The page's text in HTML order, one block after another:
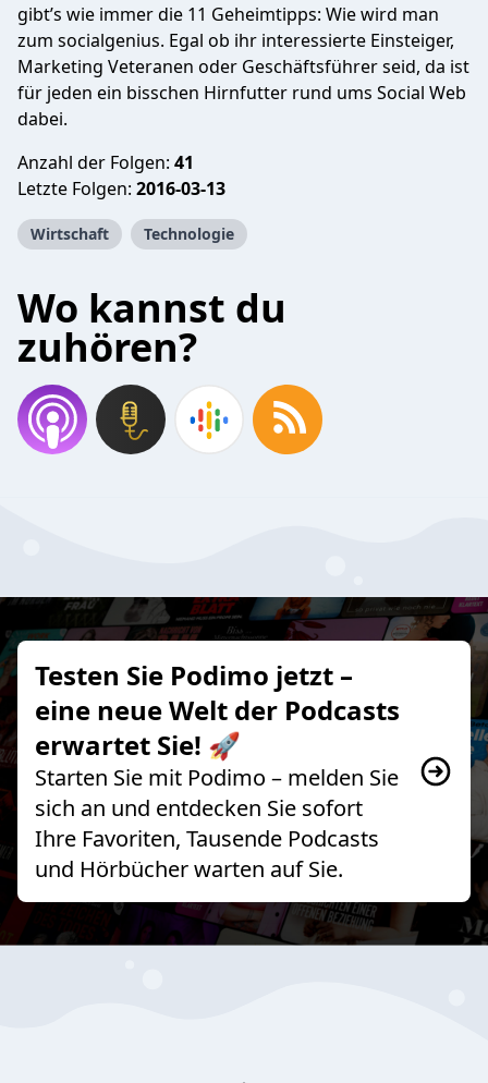
gibt’s wie immer die 11 Geheimtipps: Wie wird man
zum socialgenius. Egal ob ihr interessierte Einsteiger,
Marketing Veteranen oder Geschäftsführer seid, da ist
für jeden ein bisschen Hirnfutter rund ums Social Web
dabei.
Anzahl der Folgen: 41
Letzte Folgen: 2016-03-13
Wirtschaft Technologie
Wo kannst du
zuhören?
Testen Sie Podimo jetzt –
eine neue Welt der Podcasts
erwartet Sie! 🚀
Starten Sie mit Podimo – melden Sie
sich an und entdecken Sie sofort
Ihre Favoriten, Tausende Podcasts
und Hörbücher warten auf Sie.